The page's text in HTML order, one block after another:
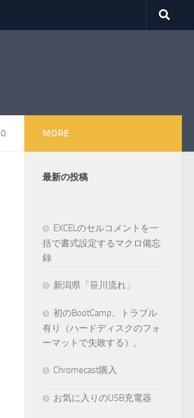
0 MORE
最新の投稿
EXCELのセルコメントを一
括で書式設定するマクロ備忘
録
新潟県「笹川流れ」
初のBootCamp、トラブル
有り（ハードディスクのフォ
ーマットで失敗する）。
Chromecast購入
お気に入りのUSB充電器